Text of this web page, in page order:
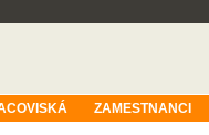
ZAMESTNANCI